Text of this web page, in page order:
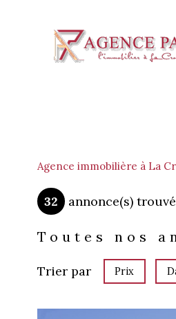
Agence immobilière à La
32 annonce(s)
Toutes nos
Trier par Prix